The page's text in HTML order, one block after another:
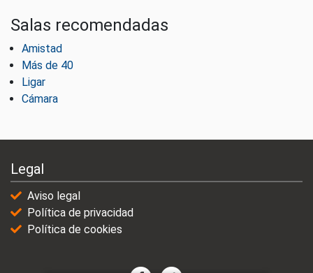
Salas recomendadas
Amistad
Más de 40
Ligar
Cámara
Legal
Aviso legal
Política de privacidad
Política de cookies